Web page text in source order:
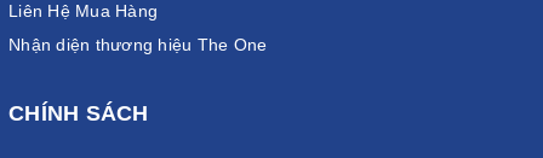
Liên Hệ Mua Hàng
Nhận diện thương hiệu The One
CHÍNH SÁCH